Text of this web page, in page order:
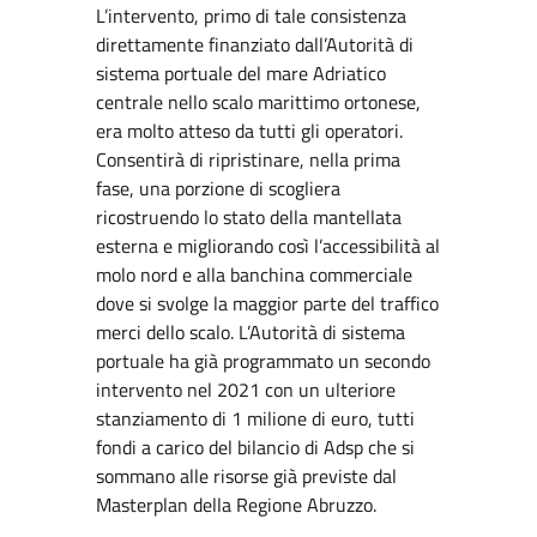
L’intervento, primo di tale consistenza
direttamente finanziato dall’Autorità di
sistema portuale del mare Adriatico
centrale nello scalo marittimo ortonese,
era molto atteso da tutti gli operatori.
Consentirà di ripristinare, nella prima
fase, una porzione di scogliera
ricostruendo lo stato della mantellata
esterna e migliorando così l’accessibilità al
molo nord e alla banchina commerciale
dove si svolge la maggior parte del traffico
merci dello scalo. L’Autorità di sistema
portuale ha già programmato un secondo
intervento nel 2021 con un ulteriore
stanziamento di 1 milione di euro, tutti
fondi a carico del bilancio di Adsp che si
sommano alle risorse già previste dal
Masterplan della Regione Abruzzo.